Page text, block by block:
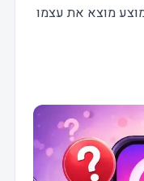
מוצא את עצמו